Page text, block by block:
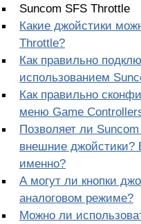
Suncom SFS Throttle
Какие джойстики
Throttle?
Как правильно
использованием
Как правильно
меню Game
Позволяет ли
внешние джойстики?
именно?
А могут ли кнопки
аналоговом режиме?
Можно ли